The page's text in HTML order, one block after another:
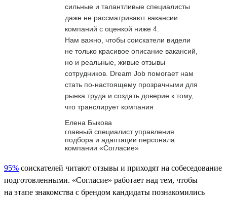
сильные и талантливые специалисты
даже не рассматривают вакансии
компаний с оценкой ниже 4.
Нам важно, чтобы соискатели видели
не только красивое описание вакансий,
но и реальные, живые отзывы
сотрудников. Dream Job помогает нам
стать по-настоящему прозрачными для
рынка труда и создать доверие к тому,
что транслирует компания
Елена Быкова
главный специалист управления
подбора и адаптации персонала
компании «Согласие»
95% соискателей читают отзывы и приходят на собеседование
подготовленными. «Согласие» работает над тем, чтобы
на этапе знакомства с брендом кандидаты познакомились